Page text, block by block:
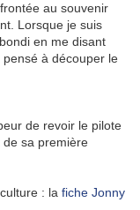
au souvenir
Lorsque je suis
bondi en me disant
à découper le
de revoir le pilote
sa première
: la fiche Jonny